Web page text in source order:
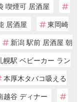
喫煙可 居酒屋
居酒屋
東岡崎
新潟 駅前 居酒屋 朝
幌駅 ベビーカー ラン
本厚木タバコ吸える
越谷 ディナー